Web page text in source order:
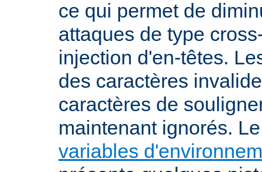
ce qui permet de
attaques de type
injection d'en-têtes.
des caractères
caractères de
maintenant ignorés.
variables